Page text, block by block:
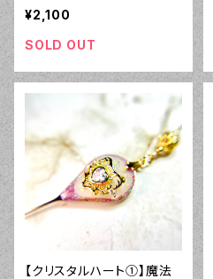
¥2,100
SOLD OUT
【クリスタルハート①】魔法